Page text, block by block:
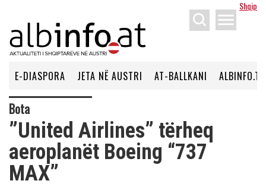
Shqip
menu
E-DIASPORA JETA NË AUSTRI AT-BALLKANI ALBINFO.TV
Bota
”United Airlines” tërheq
aeroplanët Boeing “737
MAX”